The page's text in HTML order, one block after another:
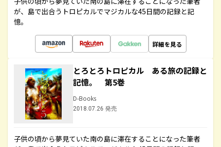
が、島で出合うトロピカルでマジカルな45日間の記録と記
憶。
詳細を見る
とろとろトロピカル ある旅の記録と
記憶。 第5巻
D-Books
2018.07.26 発売
子供の頃から夢見ていた南の島に滞在することになった筆者